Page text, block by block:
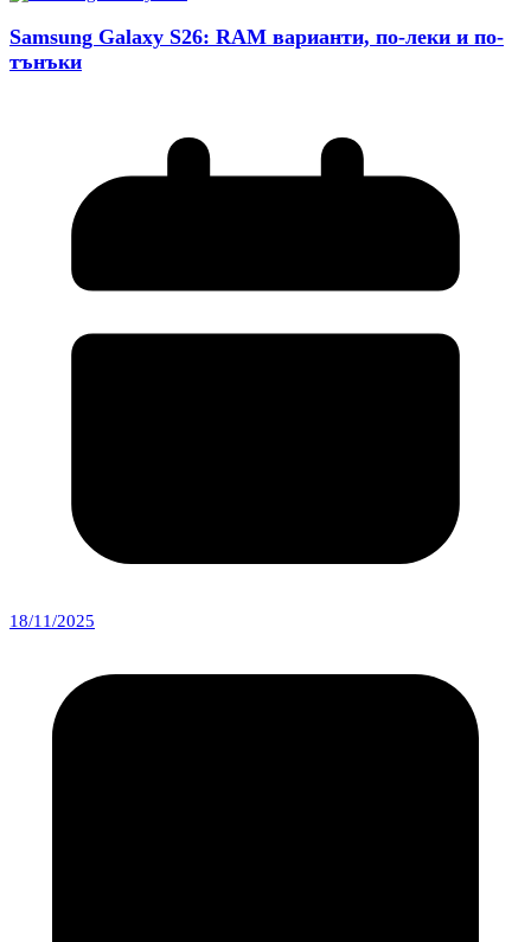
Samsung Galaxy S26: RAM варианти, по-леки и по-
тънъки
18/11/2025